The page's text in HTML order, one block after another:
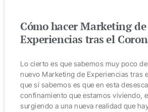
Cómo hacer Marketing de
Experiencias tras el
Lo cierto es que sabemos muy poco
nuevo Marketing de Experiencias tras
que sí sabemos es que en esta
confinamiento que estamos viviendo,
surgiendo a una nueva realidad que